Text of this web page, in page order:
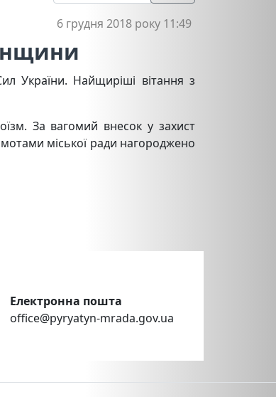
6 грудня 2018 року 11:49
України. Найщиріші вітання з
За вагомий внесок у захист
міської ради нагороджено
Електронна пошта
office@pyryatyn-mrada.gov.ua